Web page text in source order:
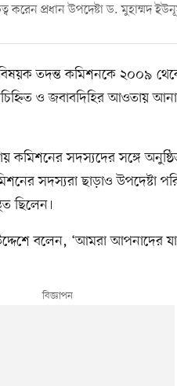
প্রধান উপদেষ্টা ড. মুহাম্মদ
তদন্ত কমিশনকে ২০০৯
ও জবাবদিহির আওতায়
কমিশনের সদস্যদের সঙ্গে
সদস্যরা ছাড়াও উপদেষ্টা
ছিলেন।
বলেন, ‘আমরা আপনাদের